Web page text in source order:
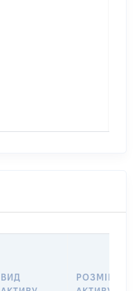
ВИД
РОЗМІР